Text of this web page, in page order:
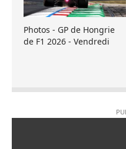
Photos - GP de Hongrie
de F1 2026 - Vendredi